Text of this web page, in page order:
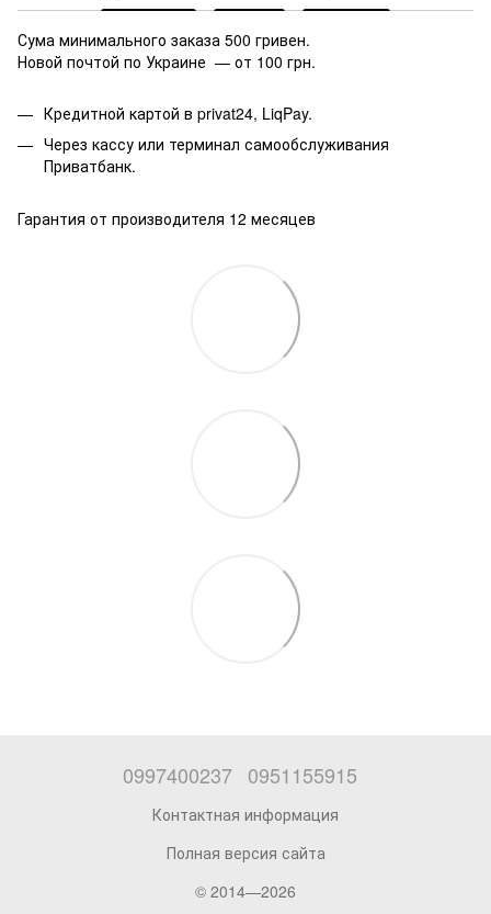
Сума минимального заказа 500 гривен.
Новой почтой по Украине — от 100 грн.
Кредитной картой в privat24, LiqPay.
Через кассу или терминал самообслуживания
Приватбанк.
Гарантия от производителя 12 месяцев
0997400237 0951155915
Контактная информация
Полная версия сайта
© 2014—2026